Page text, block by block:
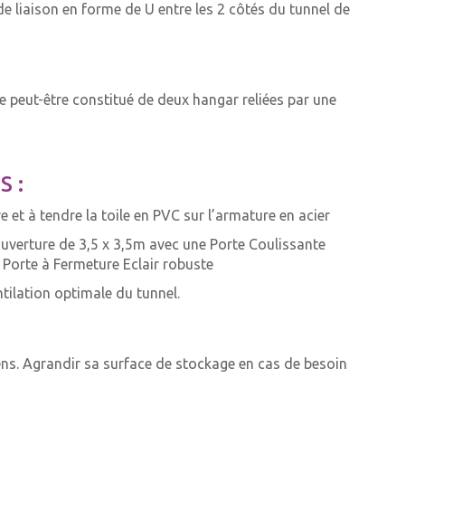
liaison en forme de U entre les 2 côtés du tunnel de
peut-être constitué de deux hangar reliées par une
:
à tendre la toile en PVC sur l’armature en acier
de 3,5 x 3,5m avec une Porte Coulissante
à Fermeture Eclair robuste
optimale du tunnel.
Agrandir sa surface de stockage en cas de besoin